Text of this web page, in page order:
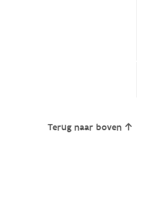
Terug naar boven